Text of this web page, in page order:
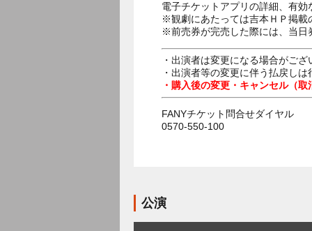
電子チケットアプリの詳細、有効
※観劇にあたっては吉本ＨＰ掲載
※前売券が完売した際には、当日
・出演者は変更になる場合がござ
・出演者等の変更に伴う払戻しは
・購入後の変更・キャンセル（取
FANYチケット問合せダイヤル
0570-550-100
公演